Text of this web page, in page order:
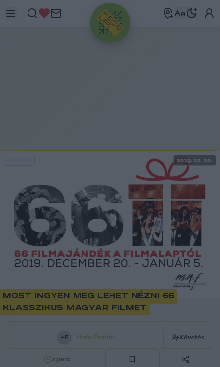
HIRDETÉS
2019. 12. 20.
Most ingyen meg lehet nézni 66
klasszikus magyar filmet
HE Hírös Embör Követés
2perc